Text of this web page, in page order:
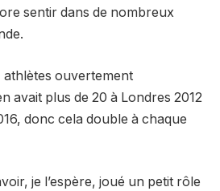
sentir dans de nombreux
athlètes ouvertement
avait plus de 20 à Londres 2012
donc cela double à chaque
je l’espère, joué un petit rôle